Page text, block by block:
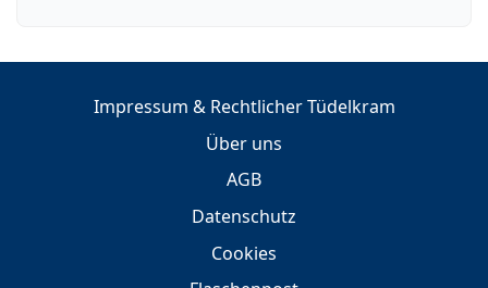
Impressum & Rechtlicher Tüdelkram
Über uns
AGB
Datenschutz
Cookies